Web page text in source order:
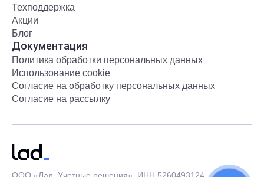
Техподдержка
Акции
Блог
Документация
Политика обработки персональных данных
Использование cookie
Согласие на обработку персональных данных
Согласие на рассылку